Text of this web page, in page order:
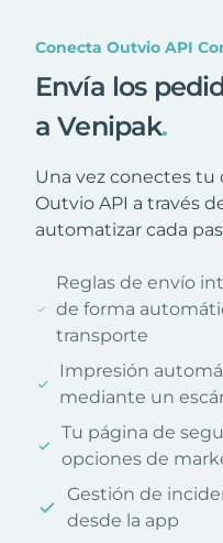
Conecta Outvio API
Envía los
a Venipak.
Una vez conectes tu
Outvio API a través
automatizar cada
Reglas de envío
de forma
transporte
Impresión
mediante un
Tu página de
opciones de
Gestión de
desde la app